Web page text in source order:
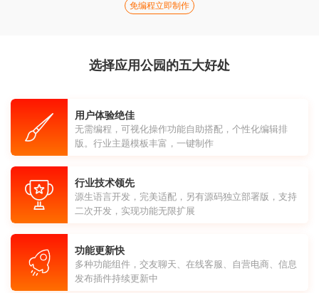
免编程立即制作
选择应用公园的五大好处
用户体验绝佳
无需编程，可视化操作功能自助搭配，个性化编辑排
版。行业主题模板丰富，一键制作
行业技术领先
源生语言开发，完美适配，另有源码独立部署版，支持
二次开发，实现功能无限扩展
功能更新快
多种功能组件，交友聊天、在线客服、自营电商、信息
发布插件持续更新中